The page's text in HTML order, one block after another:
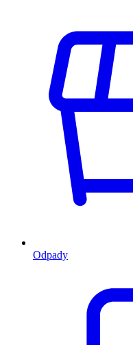
Odpady